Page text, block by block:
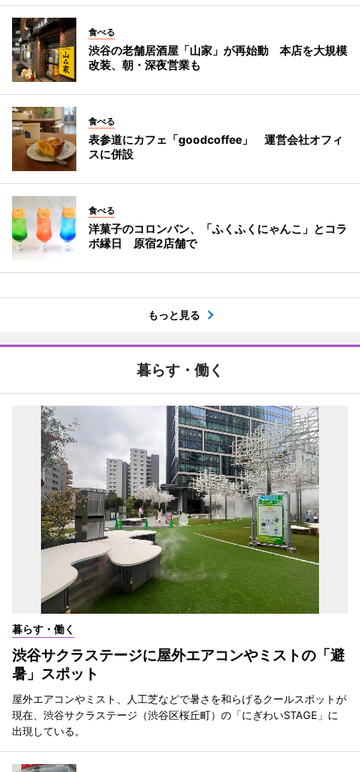
食べる
渋谷の老舗居酒屋「山家」が再始動 本店を大規模
改装、朝・深夜営業も
食べる
表参道にカフェ「goodcoffee」 運営会社オフィ
スに併設
食べる
洋菓子のコロンバン、「ふくふくにゃんこ」とコラ
ボ縁日 原宿2店舗で
もっと見る
暮らす・働く
暮らす・働く
渋谷サクラステージに屋外エアコンやミストの「避
暑」スポット
屋外エアコンやミスト、人工芝などで暑さを和らげるクールスポットが
現在、渋谷サクラステージ（渋谷区桜丘町）の「にぎわいSTAGE」に
出現している。